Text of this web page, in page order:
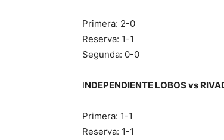
Primera: 2-0
Reserva: 1-1
Segunda: 0-0
INDEPENDIENTE LOBOS vs
Primera: 1-1
Reserva: 1-1